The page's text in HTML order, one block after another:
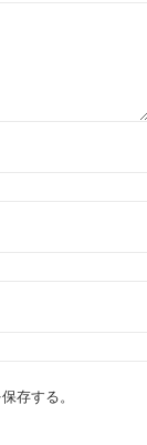
存する。